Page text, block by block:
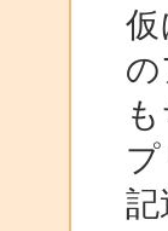
仮
記